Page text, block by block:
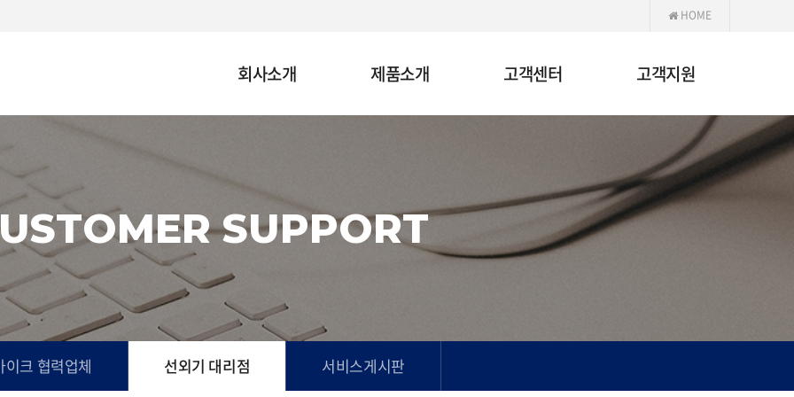
HOME
회사소개 제품소개 고객센터 고객지원
SUPPORT
이크 협력업체 선외기 대리점 서비스게시판